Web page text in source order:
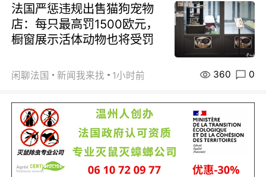
法国严惩违规出售猫狗宠物
店：每只最高罚1500欧元，
橱窗展示活体动物也将受罚
闲聊法国 新闻我来找 1小时前 360 0